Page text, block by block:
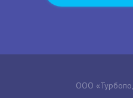
ООО